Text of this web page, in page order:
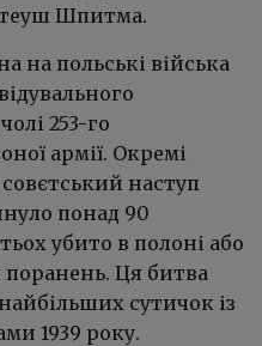
Шпитма.
на польські війська
253-го
армії. Окремі
наступ
понад 90
убито в полоні або
Ця битва
сутичок із
1939 року.